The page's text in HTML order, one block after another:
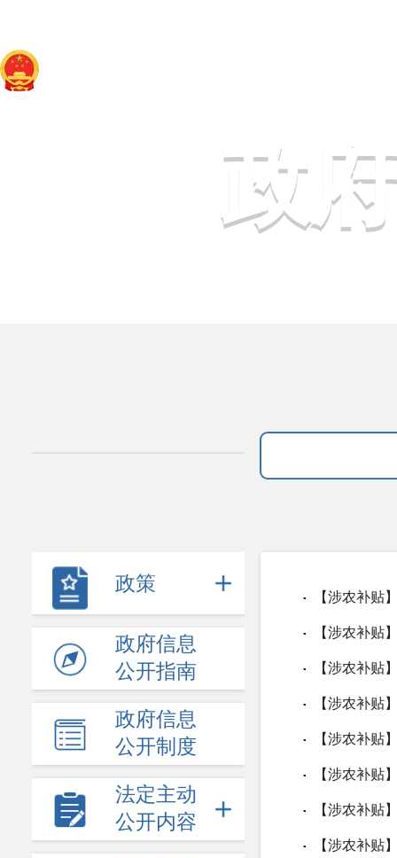
政
政策
政府信息
公开指南
政府信息
公开制度
法定主动
公开内容
▪ 【涉农补贴
▪ 【涉农补贴
▪ 【涉农补贴
▪ 【涉农补贴
▪ 【涉农补贴
▪ 【涉农补贴
▪ 【涉农补贴
▪ 【涉农补贴